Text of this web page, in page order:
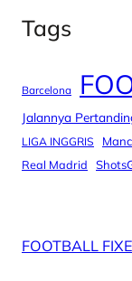
Tags
Barcelona
Jalannya
LIGA INGGRIS
Real Madrid
FOOTBALL